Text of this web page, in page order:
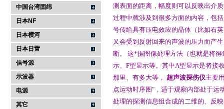
中国台湾固纬
日本NF
日本横河
日本日置
信号源
示波器
电源
其它
测表面的距离，幅度则可以反映出介
过程中就涉及到很多方面的内容，包
号传给具有压电效应的晶体（比如石
又会受到反射回来的声波的压力而产
断。 这*据图像处理方法（也就是将
示、F型显示等。其中A型显示是将接
那里、有多大等， 超声波探伤仪主要
点运动时序图"，适于观察内部处于运
处理的探测信息组合成的二维的、反